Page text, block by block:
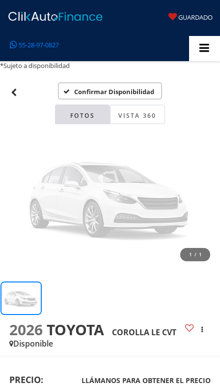
GUARDADO
55-28-97-0827
*Sujeto a disponibilidad
Confirmar Disponibilidad
FOTOS VISTA 360
Disponibles
Por favor, revise luego
1 / 1
2026 TOYOTA
COROLLA LE CVT
Disponible
PRECIO: LLÁMANOS PARA OBTENER EL PRECIO